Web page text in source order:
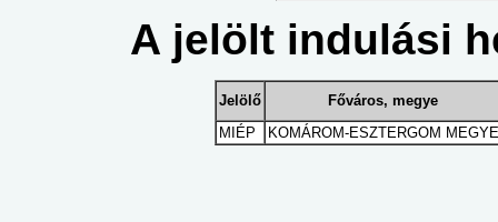
A jelölt indulási
Jelölő
Főváros, megye
MIÉP
KOMÁROM-ESZTERGOM MEGYE